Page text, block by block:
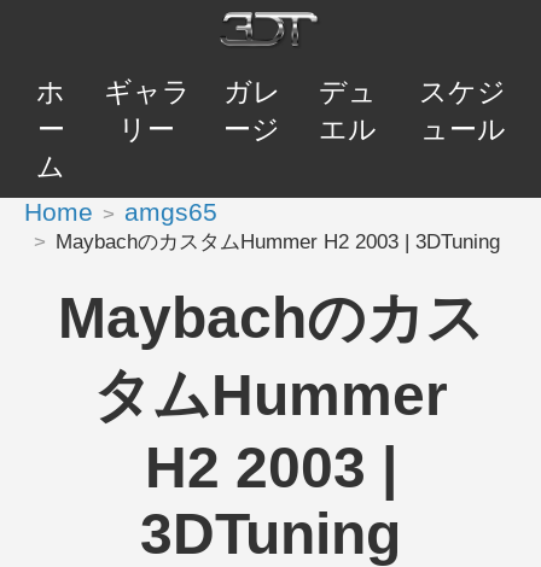
ホ
ー
ム
ギャラ
リー
ガレ
ージ
デュ
エル
スケジ
ュール
Home amgs65
MaybachのカスタムHummer H2 2003 | 3DTuning
Maybachのカス
タムHummer
H2 2003 |
3DTuning